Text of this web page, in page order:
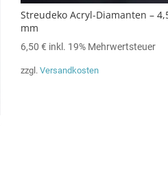
Streudeko Acryl-Diamanten –
mm
6,50€ inkl. 19% Mehrwertsteuer
zzgl.Versandkosten